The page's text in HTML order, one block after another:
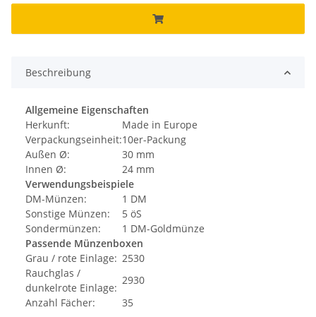
Beschreibung
Allgemeine Eigenschaften
Herkunft:
Made in Europe
Verpackungseinheit:10er-Packung
Außen Ø:
30 mm
Innen Ø:
24 mm
Verwendungsbeispiele
DM-Münzen:
1 DM
Sonstige Münzen:
5 öS
Sondermünzen:
1 DM-Goldmünze
Passende Münzenboxen
Grau / rote Einlage: 2530
Rauchglas /
dunkelrote Einlage:
2930
Anzahl Fächer:
35